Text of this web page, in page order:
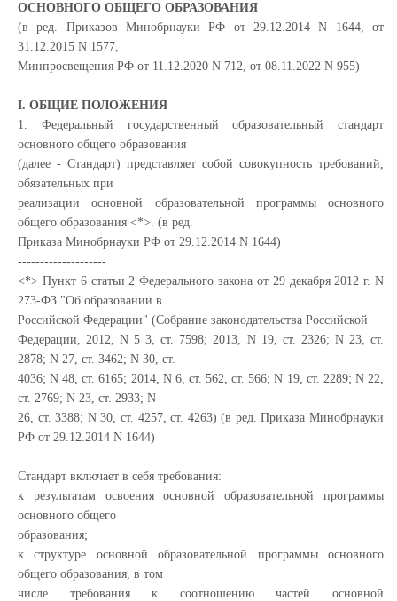
ОСНОВНОГО ОБЩЕГО ОБРАЗОВАНИЯ
(в ред. Приказов Минобрнауки РФ от 29.12.2014 N 1644, от
31.12.2015 N 1577,
Минпросвещения РФ от 11.12.2020 N 712, от 08.11.2022 N 955)
I. ОБЩИЕ ПОЛОЖЕНИЯ
1. Федеральный государственный образовательный стандарт
основного общего образования
(далее - Стандарт) представляет собой совокупность требований,
обязательных при
реализации основной образовательной программы основного
общего образования <*>. (в ред.
Приказа Минобрнауки РФ от 29.12.2014 N 1644)
--------------------
<*> Пункт 6 статьи 2 Федерального закона от 29 декабря 2012 г. N
273-ФЗ "Об образовании в
Российской Федерации" (Собрание законодательства Российской
Федерации, 2012, N 5 3, ст. 7598; 2013, N 19, ст. 2326; N 23, ст.
2878; N 27, ст. 3462; N 30, ст.
4036; N 48, ст. 6165; 2014, N 6, ст. 562, ст. 566; N 19, ст. 2289; N 22,
ст. 2769; N 23, ст. 2933; N
26, ст. 3388; N 30, ст. 4257, ст. 4263) (в ред. Приказа Минобрнауки
РФ от 29.12.2014 N 1644)
Стандарт включает в себя требования:
к результатам освоения основной образовательной программы
основного общего
образования;
к структуре основной образовательной программы основного
общего образования, в том
числе требования к соотношению частей основной